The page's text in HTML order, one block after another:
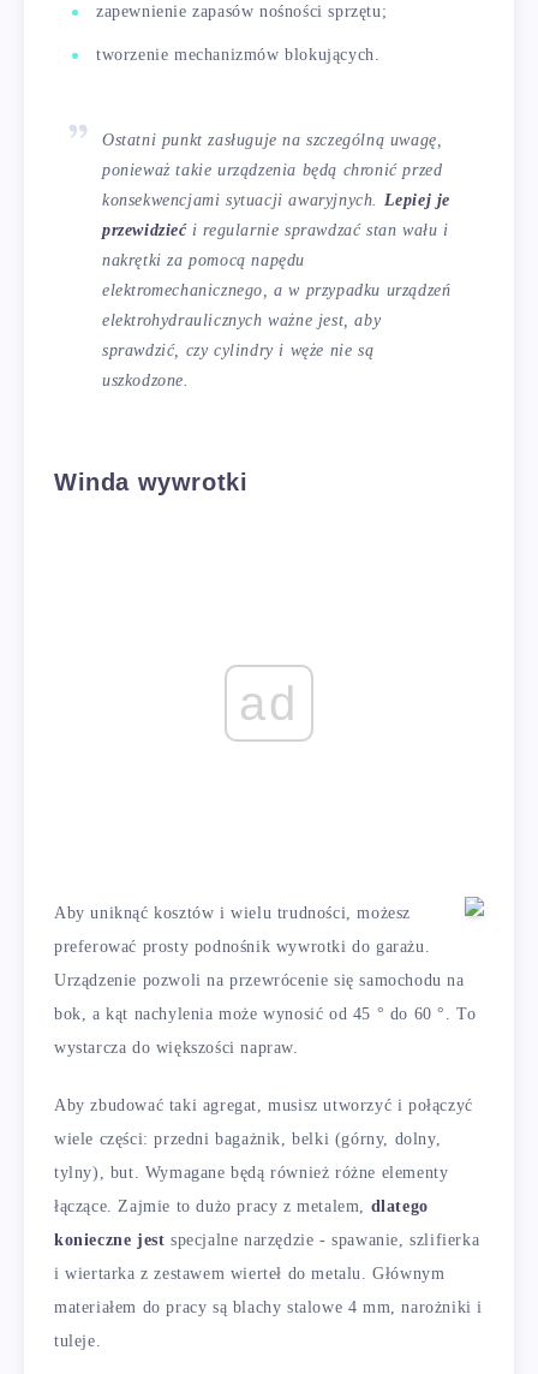
zapewnienie zapasów nośności sprzętu;
tworzenie mechanizmów blokujących.
Ostatni punkt zasługuje na szczególną uwagę,
ponieważ takie urządzenia będą chronić przed
konsekwencjami sytuacji awaryjnych. Lepiej je
przewidzieći regularnie sprawdzać stan wału i
nakrętki za pomocą napędu
elektromechanicznego, a w przypadku urządzeń
elektrohydraulicznych ważne jest, aby
sprawdzić, czy cylindry i węże nie są
uszkodzone.
Winda wywrotki
ad
Aby uniknąć kosztów i wielu trudności, możesz
preferować prosty podnośnik wywrotki do garażu.
Urządzenie pozwoli na przewrócenie się samochodu na
bok, a kąt nachylenia może wynosić od 45 ° do 60 °. To
wystarcza do większości napraw.
Aby zbudować taki agregat, musisz utworzyć i połączyć
wiele części: przedni bagażnik, belki (górny, dolny,
tylny), but. Wymagane będą również różne elementy
łączące. Zajmie to dużo pracy z metalem, dlatego
konieczne jest specjalne narzędzie - spawanie, szlifierka
i wiertarka z zestawem wierteł do metalu. Głównym
materiałem do pracy są blachy stalowe 4 mm, narożniki i
tuleje.